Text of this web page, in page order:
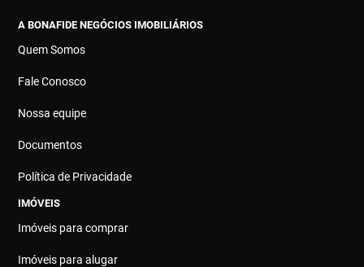
A BONAFIDE NEGÓCIOS IMOBILIÁRIOS
Quem Somos
Fale Conosco
Nossa equipe
Documentos
Política de Privacidade
IMÓVEIS
Imóveis para comprar
Imóveis para alugar